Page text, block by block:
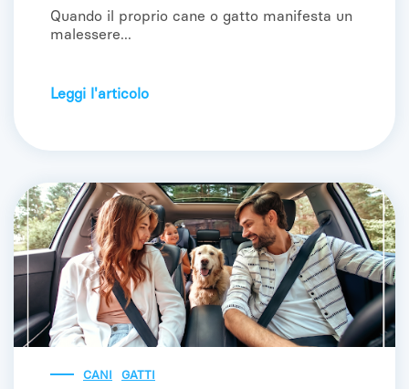
Quando il proprio cane o gatto manifesta un
malessere...
Leggi l'articolo
CANI GATTI